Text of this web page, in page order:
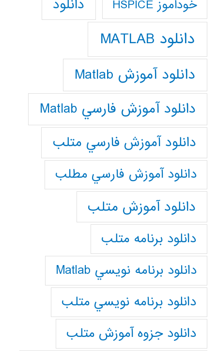
خودآموز HSPICE دانلود
دانلود MATLAB
دانلود آموزش Matlab
دانلود آموزش فارسي Matlab
دانلود آموزش فارسي متلب
دانلود آموزش فارسي مطلب
دانلود آموزش متلب
دانلود برنامه متلب
دانلود برنامه نويسي Matlab
دانلود برنامه نويسي متلب
دانلود جزوه آموزش متلب